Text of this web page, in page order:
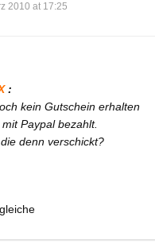
2010 at 17:25
:
kein Gutschein erhalten
Paypal bezahlt.
denn verschickt?